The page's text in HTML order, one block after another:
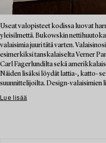
Useat valopisteet kodissa luovat
yleisilmettä. Bukowskin
valaisimia juuri tätä varten.
esimerkiksi tanskalaiselta Verner
Carl Fagerlundilta sekä
Näiden lisäksi löydät lattia-, katto-
suunnittelijoilta. Design-valaisimien
Lue lisää